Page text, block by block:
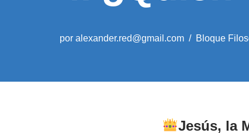
por alexander.red@gmail.com Bloque
Jesús, la